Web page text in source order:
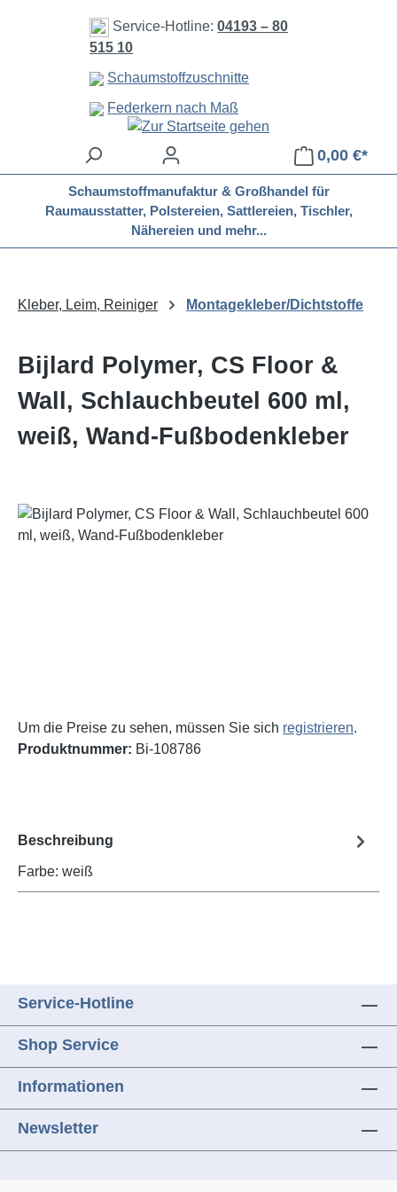
Zum Hauptinhalt springen
Service-Hotline:04193 – 80
515 10
Schaumstoffzuschnitte
Federkern nach Maß
0,00 €*
Schaumstoffmanufaktur & Großhandel für
Raumausstatter, Polstereien, Sattlereien, Tischler,
Nähereien und mehr...
Kleber, Leim, Reiniger Montagekleber/Dichtstoffe
Bijlard Polymer, CS Floor &
Wall, Schlauchbeutel 600 ml,
weiß, Wand-Fußbodenkleber
Bildergalerie überspringen
Um die Preise zu sehen, müssen Sie sich registrieren.
Produktnummer: Bi-108786
Beschreibung
Farbe: weiß
Service-Hotline
Shop Service
Informationen
Newsletter